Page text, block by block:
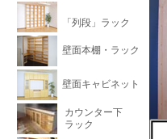
「列段」ラック
壁面本棚・ラック
壁面キャビネット
カウンター下
ラック